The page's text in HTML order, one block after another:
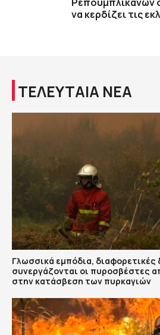
να κερδίζει τις
ΤΕΛΕΥΤΑΙΑ ΝΕΑ
Γλωσσικά εμπόδια, διαφορετικές
συνεργάζονται οι πυροσβέστες
στην κατάσβεση των πυρκαγιών